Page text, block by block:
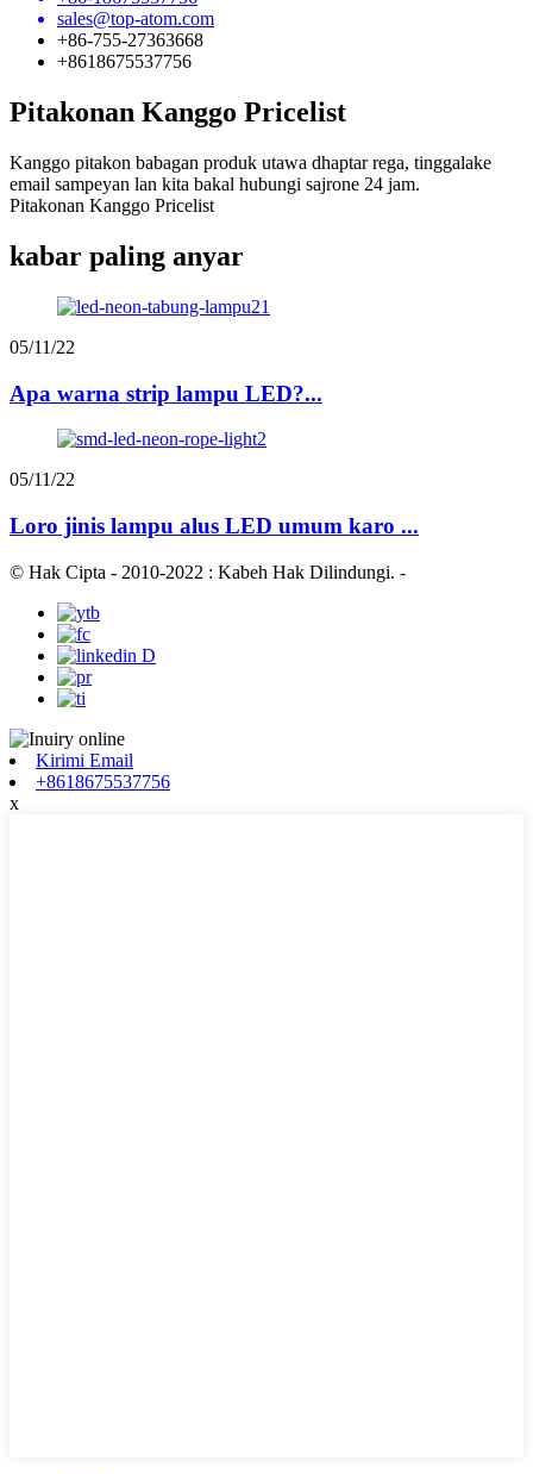
sales@top-atom.com
+86-755-27363668
+8618675537756
Pitakonan Kanggo Pricelist
Kanggo pitakon babagan produk utawa dhaptar rega, tinggalake
email sampeyan lan kita bakal hubungi sajrone 24 jam.
Pitakonan Kanggo Pricelist
kabar paling anyar
05/11/22
Apa warna strip lampu LED?...
05/11/22
Loro jinis lampu alus LED umum karo ...
© Hak Cipta - 2010-2022 : Kabeh Hak Dilindungi. -
Kirimi Email
+8618675537756
x